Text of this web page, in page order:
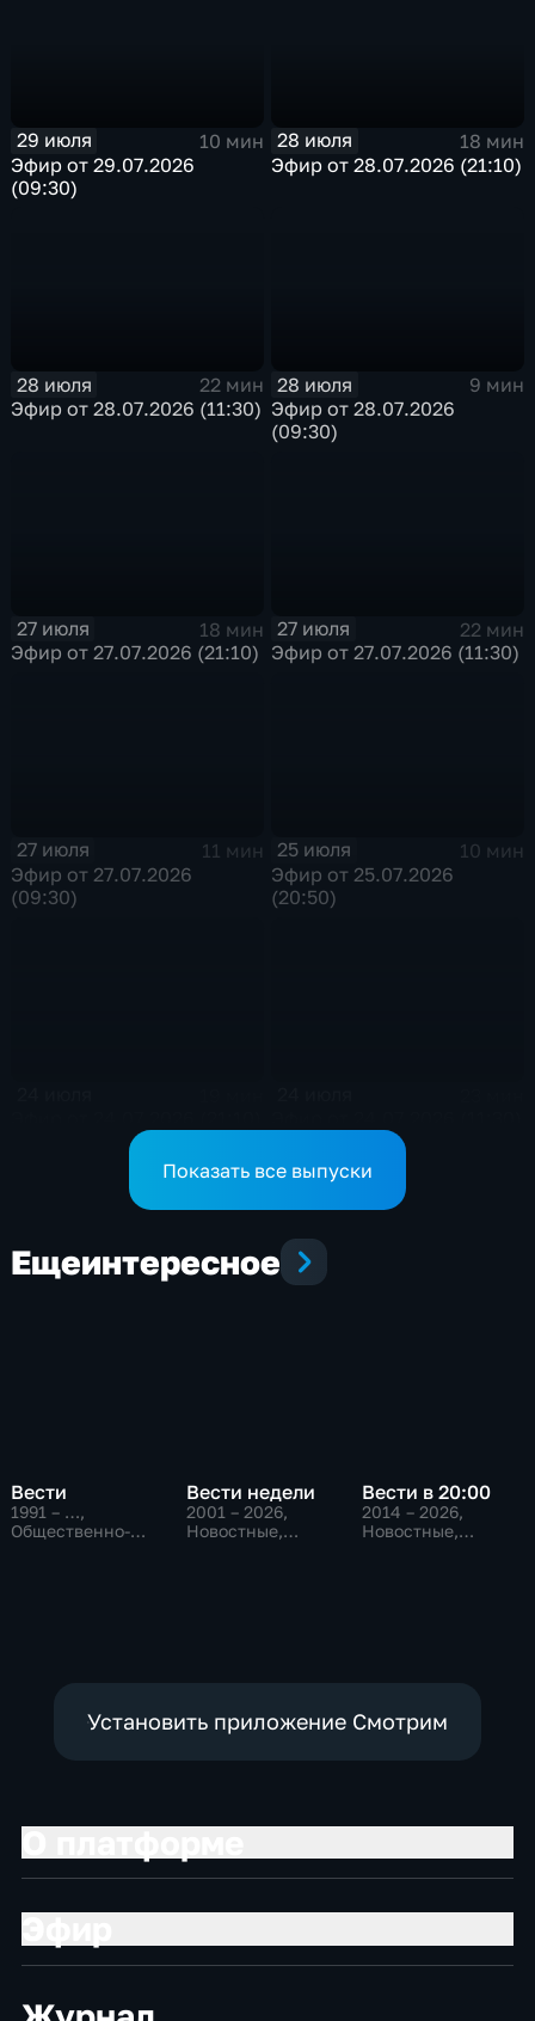
29 июля
10 мин
Эфир от 29.07.2026
(09:30)
28 июля
18 мин
Эфир от 28.07.2026 (21:10)
28 июля
22 мин
Эфир от 28.07.2026 (11:30)
28 июля
9 мин
Эфир от 28.07.2026
(09:30)
27 июля
18 мин
Эфир от 27.07.2026 (21:10)
27 июля
22 мин
Эфир от 27.07.2026 (11:30)
27 июля
11 мин
Эфир от 27.07.2026
(09:30)
25 июля
10 мин
Эфир от 25.07.2026
(20:50)
Показать все выпуски
Ещеинтересное
Вести
1991 – …,
Общественно-
Вести недели
2001 – 2026,
Новостные,
Вести в 20:00
2014 – 2026,
Новостные,
Установить приложение Смотрим